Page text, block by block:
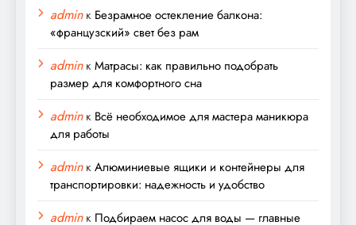
adminк Безрамное остекление балкона:
«французский» свет без рам
adminкМатрасы: как правильно подобрать
размер для комфортного сна
adminк Всё необходимое для мастера маникюра
для работы
adminкАлюминиевые ящики и контейнеры для
транспортировки: надежность и удобство
adminк Подбираем насос для воды — главные